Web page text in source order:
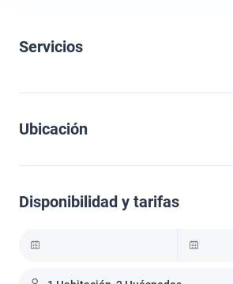
Servicios
Ubicación
Disponibilidad y tarifas